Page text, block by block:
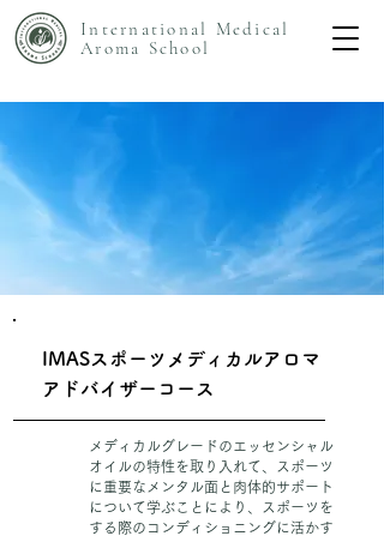
International Medical
Aroma School
IMASスポーツメディカルアロマ
アドバイザーコース
メディカルグレードのエッセンシャル
オイルの特性を取り入れて、スポーツ
に重要なメンタル面と肉体的サポート
について学ぶことにより、
スポーツを
する際のコンディショニングに活かす